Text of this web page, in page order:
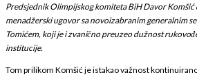
Predsjednik Olimpijskog komiteta BiH Davor Komšić
menadžerski ugovor sa novoizabranim generalnim
Tomićem, koji je i zvanično preuzeo dužnost
institucije.
Tom prilikom Komšić je istakao važnost